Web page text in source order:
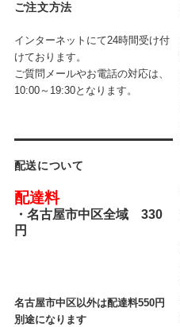
ご注文方法
インターネットにて24時間受け付
けております。
ご質問メールやお電話の対応は、
10:00～19:30となります。
配送について
配達料
・ 名古屋市中区全域 330
円
名古屋市中区以外は配達料550円
別途になります